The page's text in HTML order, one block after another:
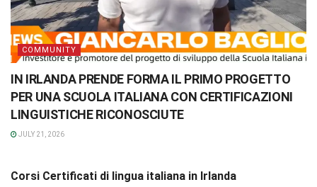
COMMUNITY
IN IRLANDA PRENDE FORMA IL PRIMO PROGETTO
PER UNA SCUOLA ITALIANA CON CERTIFICAZIONI
LINGUISTICHE RICONOSCIUTE
JULY 21, 2026
Corsi Certificati di lingua italiana in Irlanda